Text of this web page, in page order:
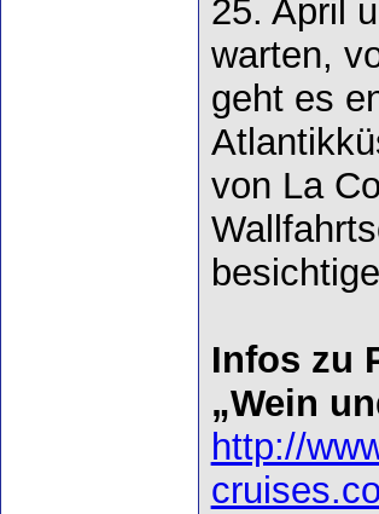
25. April
warten,
geht es
von La
Infos zu
„Wein
http://